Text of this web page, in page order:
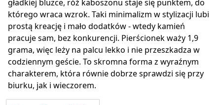
gładkiej bluzce, róż kaboszonu staje się punktem, do
którego wraca wzrok. Taki minimalizm w stylizacji lubi
prostą kreację i mało dodatków - wtedy kamień
pracuje sam, bez konkurencji. Pierścionek waży 1,9
grama, więc leży na palcu lekko i nie przeszkadza w
codziennym geście. To skromna forma z wyraźnym
charakterem, która równie dobrze sprawdzi się przy
biurku, jak i wieczorem.